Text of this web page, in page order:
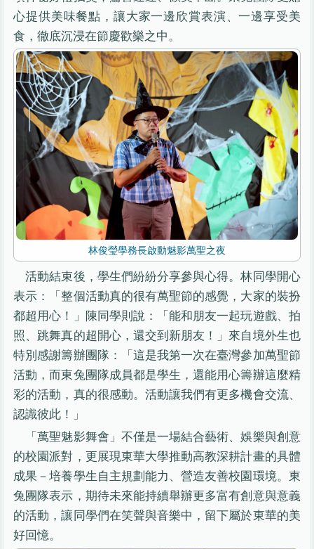
心提供美味餐點，讓大家一邊欣賞表演、一邊享受美
食，徹底沉浸在節慶歡樂之中。
林俊瑩學務長啟動魅影萬聖之夜
活動結束後，學生們紛紛分享參與心得。林同學開心
表示：「整個活動真的很有萬聖節的感覺，大家的裝扮
都超用心！」陳同學則說：「能和朋友一起玩遊戲、拍
照、跳舞真的超開心，還交到新朋友！」來自境外生也
特別感謝籌辦團隊：「這是我第一次在臺灣參加萬聖節
活動，而東兔團隊成員都是學生，還能用心籌辦這麼精
彩的活動，真的很感動。活動讓我們有更多機會交流、
認識彼此！」
「萬聖魅影舞會」不僅是一場結合藝術、娛樂與創意
的校園派對，更展現東華大學推動高教深耕計畫的具體
成果－培養學生自主規劃能力、營造友善校園環境。東
兔團隊表示，期待未來能持續舉辦更多富有創意與意義
的活動，讓同學們在笑聲與音樂中，留下屬於東華的美
好回憶。